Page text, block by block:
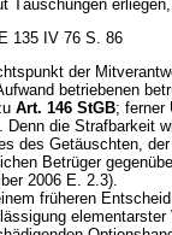
Täuschungen erliegen,
135 IV 76 S. 86
der
betriebenen
Art. 146 StGB; ferner
die Strafbarkeit
des Getäuschten,
Betrüger
2006 E. 2.3).
früheren